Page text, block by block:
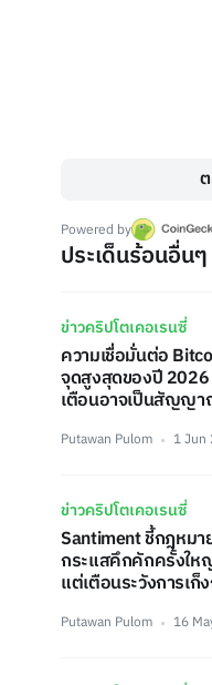
Powered by
ประเด็นร้อนอื่นๆ
ข่าวคริปโตเคอเรนซี่
ความเชื่อมั่นต่อ
จุดสูงสุดของปี
เตือนอาจเป็นสัญญ
Putawan Pulom 1 Jun
ข่าวคริปโตเคอเรนซี่
Santiment ชี้กฎหมา
กระแสคึกคักครั้งให
แต่เตือนระวังการเก็
Putawan Pulom 16